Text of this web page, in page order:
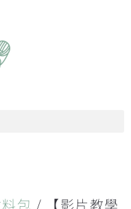
包 / 【影片教學